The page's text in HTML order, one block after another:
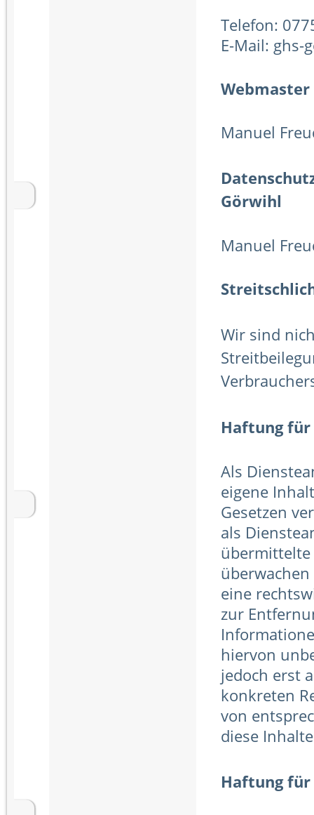
Telefon:
E-Mail: ghs-
Webmaster
Manuel
Görwihl
Manuel
Wir sind
Haftung
Als
eigene
Gesetzen
als
übermittelte
eine
zur
hiervon
jedoch erst
konkreten
von
diese
Haftung für